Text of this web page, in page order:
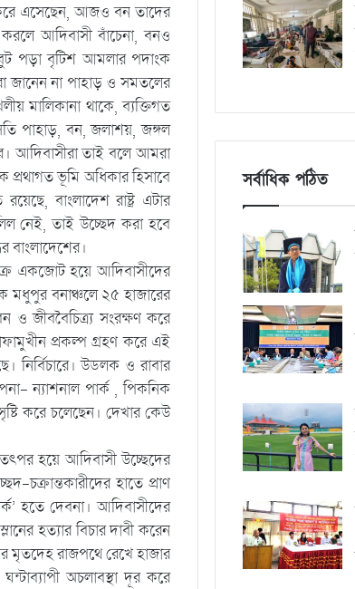
করে এসেছেন, আজও বন তাদের
আদিবাসী বাঁচেনা, বনও
পড়া বৃটিশ আমলার পদাংক
জানেন না পাহাড় ও সমতলের
মালিকানা থাকে, ব্যক্তিগত
পাহাড়, বন, জলাশয়, জঙ্গল
আদিবাসীরা তাই বলে আমরা
ভূমি অধিকার হিসাবে
বাংলাদেশ রাষ্ট্র এটার
নেই, তাই উচ্ছেদ করা হবে
একজোট হয়ে আদিবাসীদের
মধুপুর বনাঞ্চলে ২৫ হাজারের
ও জীববৈচিত্র্য সংরক্ষণ করে
প্রকল্প গ্রহণ করে এই
নির্বিচারে। উডলক ও রাবার
ন্যাশনাল পার্ক , পিকনিক
করে চলেছেন। দেখার কেউ
হয়ে আদিবাসী উচ্ছেদের
চক্রান্তকারীদের হাতে প্রাণ
হতে দেবনা। আদিবাসীদের
হত্যার বিচার দাবী করেন
মৃতদেহ রাজপথে রেখে হাজার
অচলাবস্থা দূর করে
সর্বাধিক পঠিত